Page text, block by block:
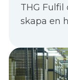
THG Fulfil
skapa en